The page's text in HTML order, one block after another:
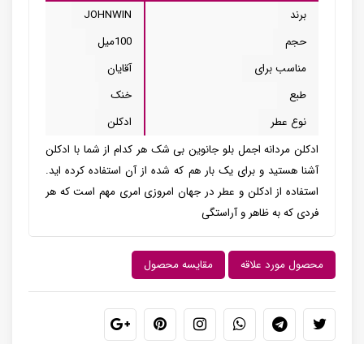
برند
JOHNWIN
حجم
100میل
مناسب برای
آقایان
طبع
خنک
نوع عطر
ادکلن
ادکلن مردانه اجمل بلو جانوین بی شک هر کدام از شما با ادکلن
آشنا هستید و برای یک بار هم که شده از آن استفاده کرده اید.
استفاده از ادکلن و عطر در جهان امروزی امری مهم است که هر
فردی که به ظاهر و آراستگی
محصول مورد علاقه مقایسه محصول